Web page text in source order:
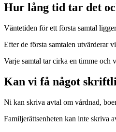
Hur lång tid tar det
Väntetiden för ett första samtal
Efter de första samtalen utvärderar
Varje samtal tar cirka en timme och
Kan vi få något
Ni kan skriva avtal om vårdnad,
Familjerättsenheten kan inte skriva